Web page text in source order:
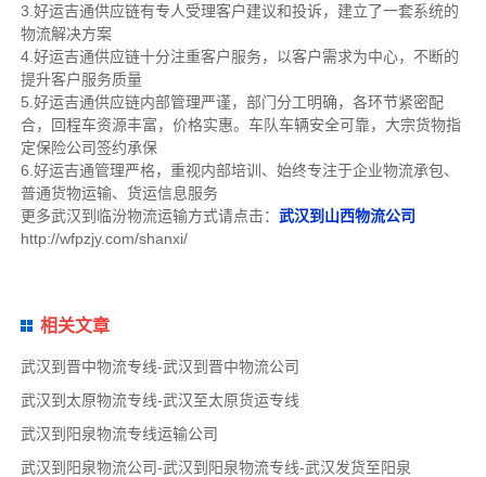
3.好运吉通供应链有专人受理客户建议和投诉，建立了一套系统的
物流解决方案
4.好运吉通供应链十分注重客户服务，以客户需求为中心，不断的
提升客户服务质量
5.好运吉通供应链内部管理严谨，部门分工明确，各环节紧密配
合，回程车资源丰富，价格实惠。车队车辆安全可靠，大宗货物指
定保险公司签约承保
6.好运吉通管理严格，重视内部培训、始终专注于企业物流承包、
普通货物运输、货运信息服务
更多武汉到临汾物流运输方式请点击： 武汉到山西物流公司
http://wfpzjy.com/shanxi/
相关文章
武汉到晋中物流专线-武汉到晋中物流公司
武汉到太原物流专线-武汉至太原货运专线
武汉到阳泉物流专线运输公司
武汉到阳泉物流公司-武汉到阳泉物流专线-武汉发货至阳泉